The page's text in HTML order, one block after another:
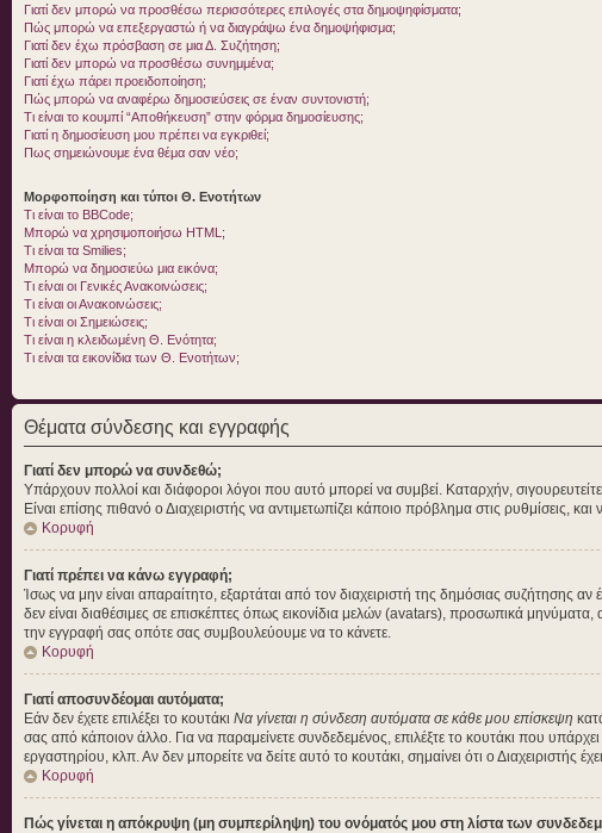
Γιατί δεν μπορώ να προσθέσω περισσότερες επιλογές στα δημοψηφίσματα;
Πώς μπορώ να επεξεργαστώ ή να διαγράψω ένα δημοψήφισμα;
Γιατί δεν έχω πρόσβαση σε μια Δ. Συζήτηση;
Γιατί δεν μπορώ να προσθέσω συνημμένα;
Γιατί έχω πάρει προειδοποίηση;
Πώς μπορώ να αναφέρω δημοσιεύσεις σε έναν συντονιστή;
Τι είναι το κουμπί “Αποθήκευση” στην φόρμα δημοσίευσης;
Γιατί η δημοσίευση μου πρέπει να εγκριθεί;
Πως σημειώνουμε ένα θέμα σαν νέο;
Μορφοποίηση και τύποι Θ. Ενοτήτων
Τι είναι το BBCode;
Μπορώ να χρησιμοποιήσω HTML;
Τι είναι τα Smilies;
Μπορώ να δημοσιεύω μια εικόνα;
Τι είναι οι Γενικές Ανακοινώσεις;
Τι είναι οι Ανακοινώσεις;
Τι είναι οι Σημειώσεις;
Τι είναι η κλειδωμένη Θ. Ενότητα;
Τι είναι τα εικονίδια των Θ. Ενοτήτων;
Θέματα σύνδεσης και εγγραφής
Γιατί δεν μπορώ να συνδεθώ;
Υπάρχουν πολλοί και διάφοροι λόγοι που αυτό μπορεί να συμβεί. Καταρχήν, σιγουρευτείτε
Είναι επίσης πιθανό ο Διαχειριστής να αντιμετωπίζει κάποιο πρόβλημα στις ρυθμίσεις, και
Κορυφή
Γιατί πρέπει να κάνω εγγραφή;
Ίσως να μην είναι απαραίτητο, εξαρτάται από τον διαχειριστή της δημόσιας συζήτησης
δεν είναι διαθέσιμες σε επισκέπτες όπως εικονίδια μελών (avatars), προσωπικά
την εγγραφή σας οπότε σας συμβουλεύουμε να το κάνετε.
Κορυφή
Γιατί αποσυνδέομαι αυτόματα;
Εάν δεν έχετε επιλέξει το κουτάκι Να γίνεται η σύνδεση αυτόματα σε κάθε μου επίσκεψη
σας από κάποιον άλλο. Για να παραμείνετε συνδεδεμένος, επιλέξτε το κουτάκι που
εργαστηρίου, κλπ. Αν δεν μπορείτε να δείτε αυτό το κουτάκι, σημαίνει ότι ο Διαχειριστής
Κορυφή
Πώς γίνεται η απόκρυψη (μη συμπερίληψη) του ονόματός μου στη λίστα των